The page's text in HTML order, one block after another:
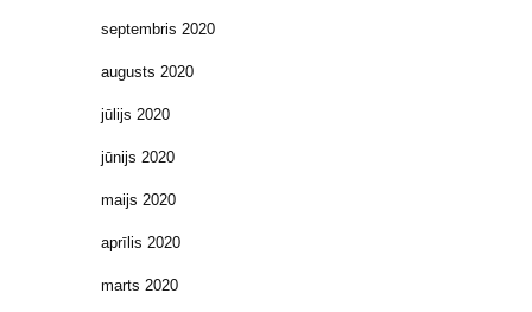
septembris 2020
augusts 2020
jūlijs 2020
jūnijs 2020
maijs 2020
aprīlis 2020
marts 2020